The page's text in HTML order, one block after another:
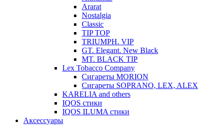
Ararat
Nostalgia
Classic
TIP TOP
TRIUMPH. VIP
GT. Elegant. New Black
MT. BLACK TIP
Lex Tobacco Company
Сигареты MORION
Сигареты SOPRANO, LEX, ALEX
KARELIA and others
IQOS стики
IQOS ILUMA стики
Аксессуары